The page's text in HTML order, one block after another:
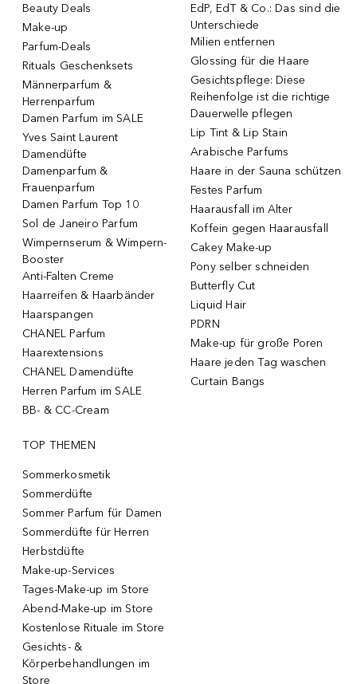
Beauty Deals
Make-up
Parfum-Deals
Rituals Geschenksets
Männerparfum &
Herrenparfum
Damen Parfum im SALE
Yves Saint Laurent
Damendüfte
Damenparfum &
Frauenparfum
Damen Parfum Top 10
Sol de Janeiro Parfum
Wimpernserum & Wimpern-
Booster
Anti-Falten Creme
Haarreifen & Haarbänder
Haarspangen
CHANEL Parfum
Haarextensions
CHANEL Damendüfte
Herren Parfum im SALE
BB- & CC-Cream
EdP, EdT & Co.: Das sind die
Unterschiede
Milien entfernen
Glossing für die Haare
Gesichtspflege: Diese
Reihenfolge ist die richtige
Dauerwelle pflegen
Lip Tint & Lip Stain
Arabische Parfums
Haare in der Sauna schützen
Festes Parfum
Haarausfall im Alter
Koffein gegen Haarausfall
Cakey Make-up
Pony selber schneiden
Butterfly Cut
Liquid Hair
PDRN
Make-up für große Poren
Haare jeden Tag waschen
Curtain Bangs
TOP THEMEN
Sommerkosmetik
Sommerdüfte
Sommer Parfum für Damen
Sommerdüfte für Herren
Herbstdüfte
Make-up-Services
Tages-Make-up im Store
Abend-Make-up im Store
Kostenlose Rituale im Store
Gesichts- &
Körperbehandlungen im
Store